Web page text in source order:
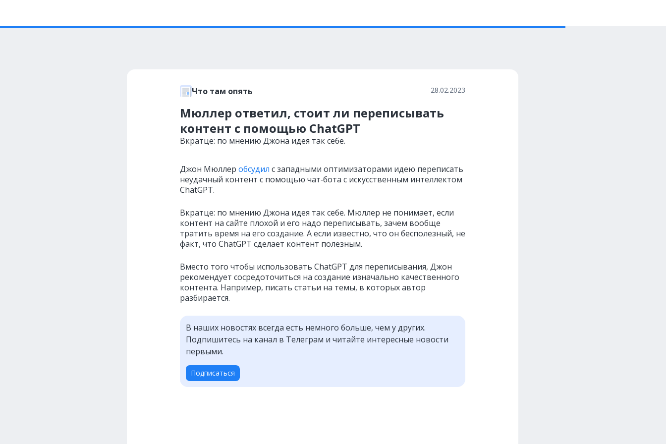
Что там опять 28.02.2023
Мюллер ответил, стоит ли переписывать
контент с помощью ChatGPT
Вкратце: по мнению Джона идея так себе.
Джон Мюллер обсудил с западными оптимизаторами идею переписать
неудачный контент с помощью чат‑бота с искусственным интеллектом
ChatGPT.
Вкратце: по мнению Джона идея так себе. Мюллер не понимает, если
контент на сайте плохой и его надо переписывать, зачем вообще
тратить время на его создание. А если известно, что он бесполезный, не
факт, что ChatGPT сделает контент полезным.
Вместо того чтобы использовать ChatGPT для переписывания, Джон
рекомендует сосредоточиться на создание изначально качественного
контента. Например, писать статьи на темы, в которых автор
разбирается.
В наших новостях всегда есть немного больше, чем у других.
Подпишитесь на канал в Телеграм и читайте интересные новости
первыми.
Подписаться